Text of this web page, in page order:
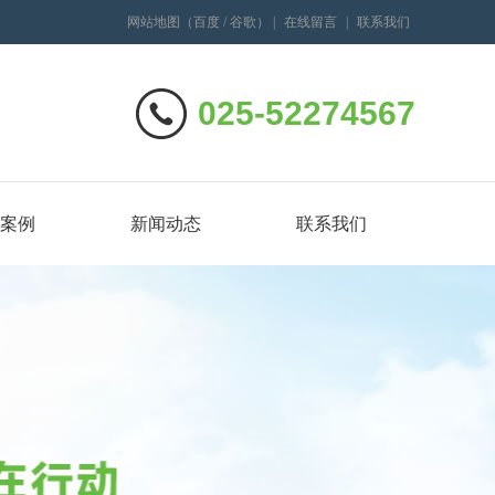
网站地图 （百度 / 谷歌 ） 在线留言 联系我们
025-52274567
例 新闻动态 联系我们